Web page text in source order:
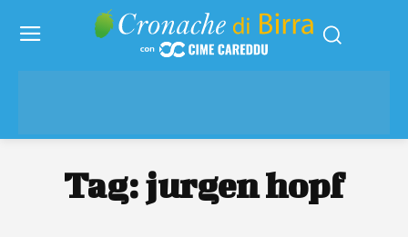
Tag:jurgen hopf